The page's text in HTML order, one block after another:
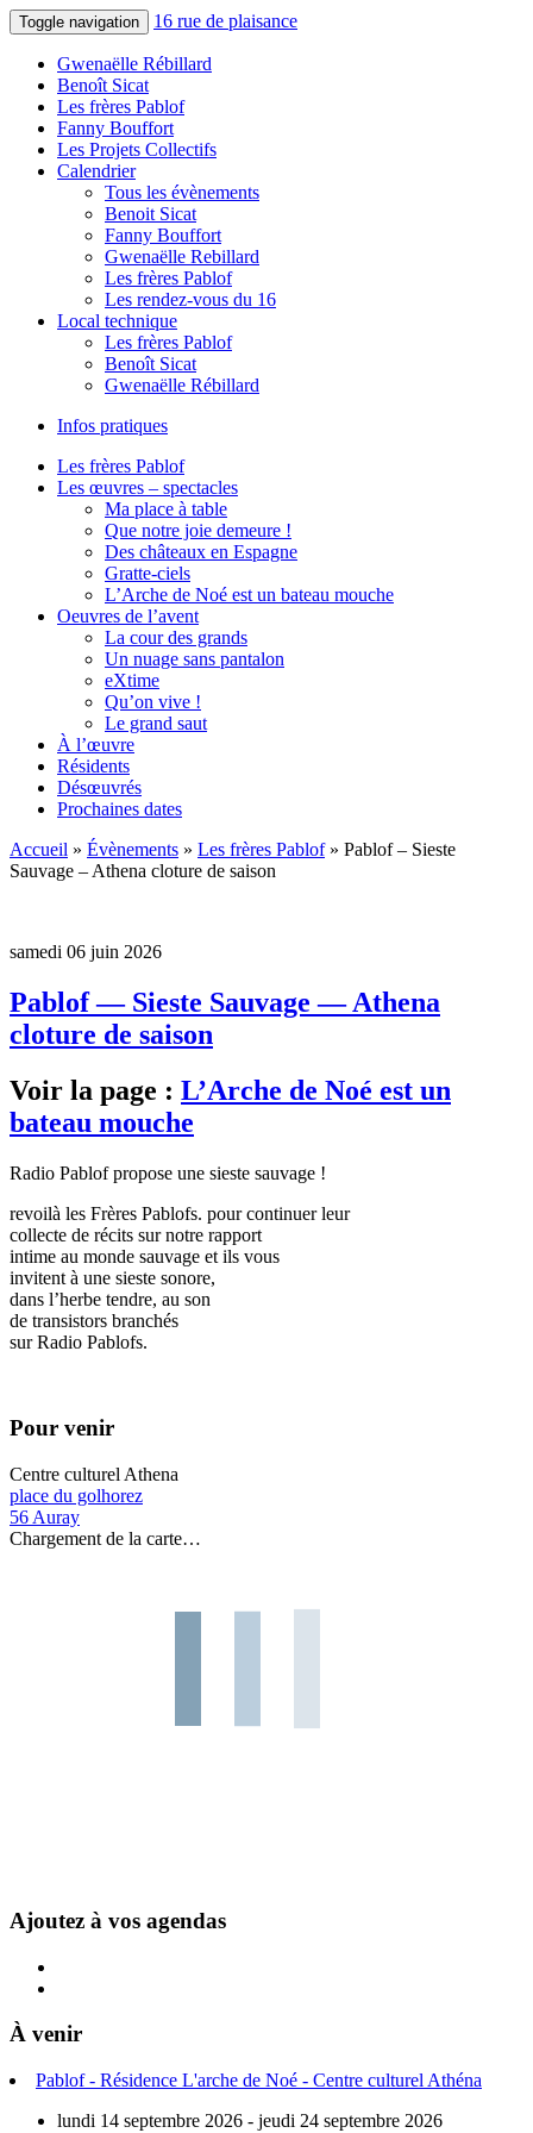
Toggle navigation 16 rue de plaisance
Gwenaëlle Rébillard
Benoît Sicat
Les frères Pablof
Fanny Bouffort
Les Projets Collectifs
Calendrier
Tous les évènements
Benoit Sicat
Fanny Bouffort
Gwenaëlle Rebillard
Les frères Pablof
Les rendez-vous du 16
Local technique
Les frères Pablof
Benoît Sicat
Gwenaëlle Rébillard
Infos pratiques
Les frères Pablof
Les œuvres – spectacles
Ma place à table
Que notre joie demeure !
Des châteaux en Espagne
Gratte-ciels
L’Arche de Noé est un bateau mouche
Oeuvres de l’avent
La cour des grands
Un nuage sans pantalon
eXtime
Qu’on vive !
Le grand saut
À l’œuvre
Résidents
Désœuvrés
Prochaines dates
Accueil » Évènements » Les frères Pablof» Pablof – Sieste
Sauvage – Athena cloture de saison
samedi 06 juin 2026
Pablof — Sieste Sauvage — Athena
cloture de saison
Voir la page : L’Arche de Noé est un
bateau mouche
Radio Pablof pro­pose une sieste sau­vage !
revoi­là les Frères Pablofs. pour conti­nuer leur
col­lecte de récits sur notre rap­port
intime au monde sau­vage et ils vous
invitent à une sieste sonore,
dans l’herbe tendre, au son
de tran­sis­tors bran­chés
sur Radio Pablofs.
Pour venir
Centre culturel Athena
place du golhorez
56 Auray
Chargement de la carte…
Ajoutez à vos agendas
À venir
Pablof - Résidence L'arche de Noé - Centre culturel Athéna
lundi 14 septembre 2026 - jeudi 24 septembre 2026